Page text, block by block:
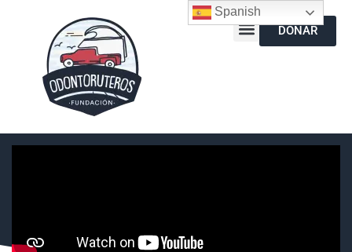
DONAR
Spanish